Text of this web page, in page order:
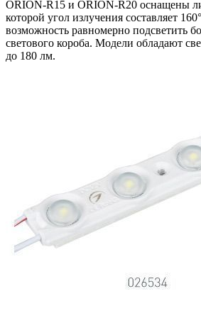
ORION-R15 и ORION-R20 оснащены
которой угол излучения составляет
возможность равномерно подсветить
светового короба. Модели обладают
до 180 лм.